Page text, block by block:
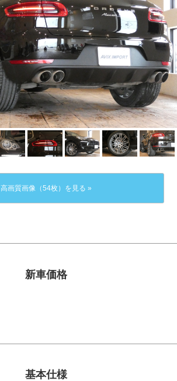
高画質画像（54枚）を見る »
新車価格
基本仕様